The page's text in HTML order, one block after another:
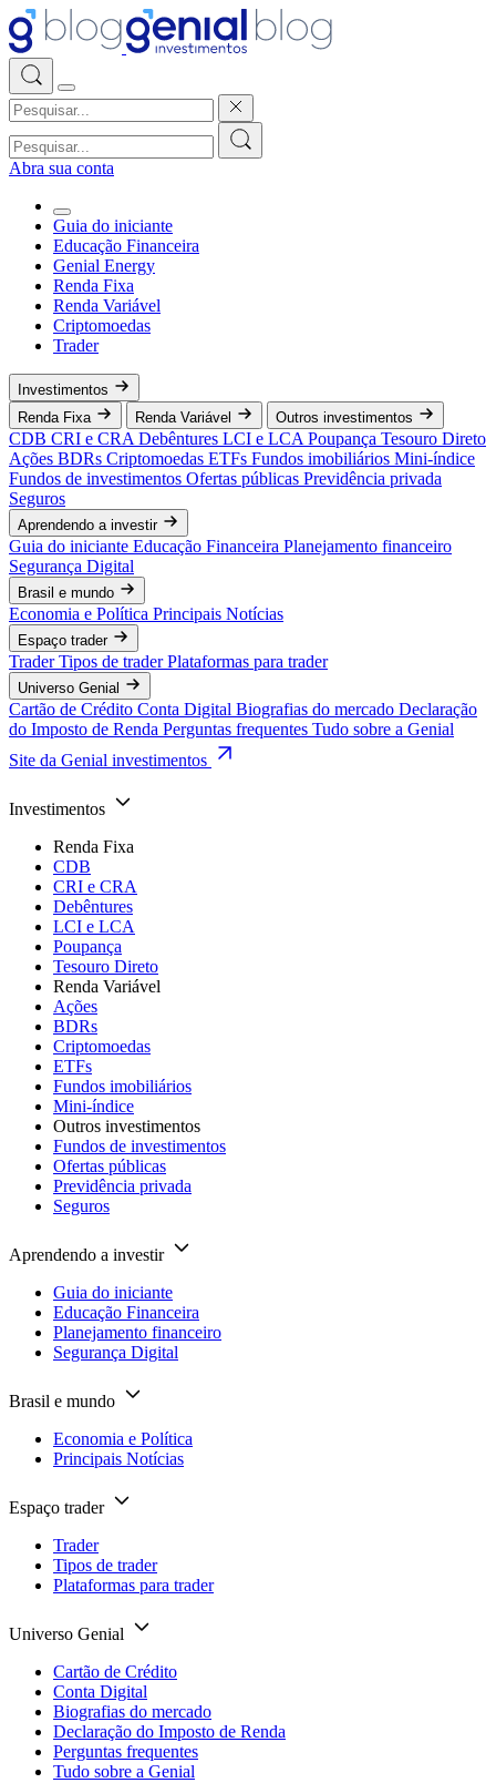
Abra sua conta
Guia do iniciante
Educação Financeira
Genial Energy
Renda Fixa
Renda Variável
Criptomoedas
Trader
Investimentos
Renda Fixa
Renda Variável Outros investimentos
CDB CRI e CRA Debêntures LCI e LCA Poupança Tesouro Direto
Ações BDRs Criptomoedas ETFs Fundos imobiliários Mini-índice
Fundos de investimentos Ofertas públicas Previdência privada
Seguros
Aprendendo a investir
Guia do iniciante Educação Financeira Planejamento financeiro
Segurança Digital
Brasil e mundo
Economia e Política Principais Notícias
Espaço trader
TraderTipos de traderPlataformas para trader
Universo Genial
Cartão de Crédito Conta Digital Biografias do mercado Declaração
do Imposto de Renda Perguntas frequentes Tudo sobre a Genial
Site da Genial investimentos
Investimentos
Renda Fixa
CDB
CRI e CRA
Debêntures
LCI e LCA
Poupança
Tesouro Direto
Renda Variável
Ações
BDRs
Criptomoedas
ETFs
Fundos imobiliários
Mini-índice
Outros investimentos
Fundos de investimentos
Ofertas públicas
Previdência privada
Seguros
Aprendendo a investir
Guia do iniciante
Educação Financeira
Planejamento financeiro
Segurança Digital
Brasil e mundo
Economia e Política
Principais Notícias
Espaço trader
Trader
Tipos de trader
Plataformas para trader
Universo Genial
Cartão de Crédito
Conta Digital
Biografias do mercado
Declaração do Imposto de Renda
Perguntas frequentes
Tudo sobre a Genial